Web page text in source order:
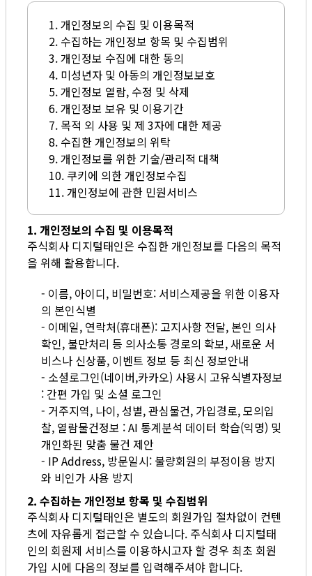
1. 개인정보의 수집 및 이용목적
2. 수집하는 개인정보 항목 및 수집범위
3. 개인정보 수집에 대한 동의
4. 미성년자 및 아동의 개인정보보호
5. 개인정보 열람, 수정 및 삭제
6. 개인정보 보유 및 이용기간
7. 목적 외 사용 및 제 3자에 대한 제공
8. 수집한 개인정보의 위탁
9. 개인정보를 위한 기술/관리적 대책
10. 쿠키에 의한 개인정보수집
11. 개인정보에 관한 민원서비스
1. 개인정보의 수집 및 이용목적
주식회사 디지털태인은 수집한 개인정보를 다음의 목적
을 위해 활용합니다.
- 이름, 아이디, 비밀번호: 서비스제공을 위한 이용자
의 본인식별
- 이메일, 연락처(휴대폰): 고지사항 전달, 본인 의사
확인, 불만처리 등 의사소통 경로의 확보, 새로운 서
비스나 신상품, 이벤트 정보 등 최신 정보안내
- 소셜로그인(네이버,카카오) 사용시 고유식별자정보
: 간편 가입 및 소셜 로그인
- 거주지역, 나이, 성별, 관심물건, 가입경로, 모의입
찰, 열람물건정보 : AI 통계분석 데이터 학습(익명) 및
개인화된 맞춤 물건 제안
- IP Address, 방문일시: 불량회원의 부정이용 방지
와 비인가 사용 방지
2. 수집하는 개인정보 항목 및 수집범위
주식회사 디지털태인은 별도의 회원가입 절차없이 컨텐
츠에 자유롭게 접근할 수 있습니다. 주식회사 디지털태
인의 회원제 서비스를 이용하시고자 할 경우 최초 회원
가입 시에 다음의 정보를 입력해주셔야 합니다.